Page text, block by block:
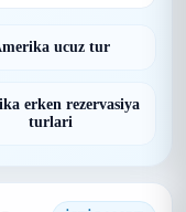
ucuz tur
erken rezervasiya
turlari